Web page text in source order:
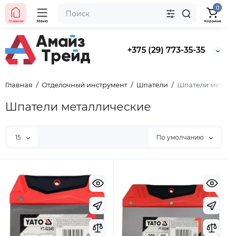
+375 (29) 773-35-35
Главная Меню
0
Корзина
Главная Отделочный инструмент Шпатели Шпатели
Шпатели металлические
15 По умолчанию